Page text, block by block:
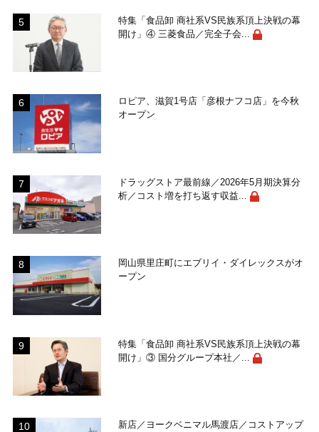
特集「食品卸 商社系VS民族系頂上決戦の幕
開け」④ 三菱食品／完全子会...
ロピア、滋賀1号店「彦根ナフコ店」を今秋
オープン
ドラッグストア最前線／2026年5月期決算分
析／コスト増を打ち返す収益...
岡山県里庄町にエブリイ・ダイレックスがオ
ープン
特集「食品卸 商社系VS民族系頂上決戦の幕
開け」③ 国分グループ本社／...
新店／ヨークベニマル馬渡店／コストアップ